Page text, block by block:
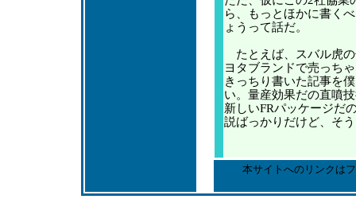
ら、もっとほかに書く
ょうって話だ。
たとえば、スバル虎
ヨタブランドで売っち
きっちり書いた記事を
い。量産効果だの直噴
新しいFRパッケージだ
説ばっかりだけど、そ
本サイトへのリンクは